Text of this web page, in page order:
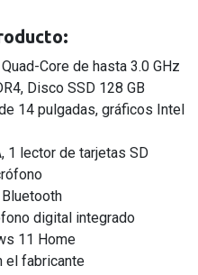
Core de hasta 3.0 GHz
Disco SSD 128 GB
14 pulgadas, gráficos Intel
1 lector de tarjetas SD
digital integrado
11 Home
el fabricante